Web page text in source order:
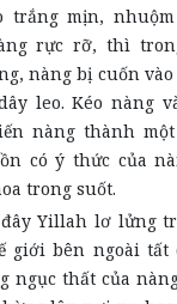
trắng mịn,
rực rỡ, thì
nàng bị cuốn
leo. Kéo nàng
nàng thành
có ý thức của
trong suốt.
lơ lửng
giới bên ngoài tất
ngục thất của